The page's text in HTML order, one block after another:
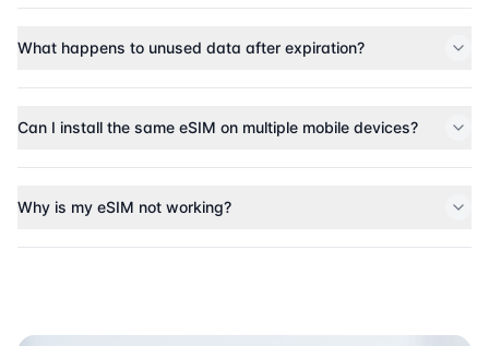
What happens to unused data after expiration?
Can I install the same eSIM on multiple mobile devices?
Why is my eSIM not working?